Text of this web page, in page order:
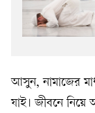
আসুন, নামাজের
যাই। জীবনে নিয়ে